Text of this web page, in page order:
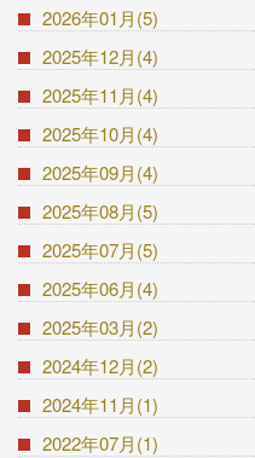
2026年01月(5)
2025年12月(4)
2025年11月(4)
2025年10月(4)
2025年09月(4)
2025年08月(5)
2025年07月(5)
2025年06月(4)
2025年03月(2)
2024年12月(2)
2024年11月(1)
2022年07月(1)